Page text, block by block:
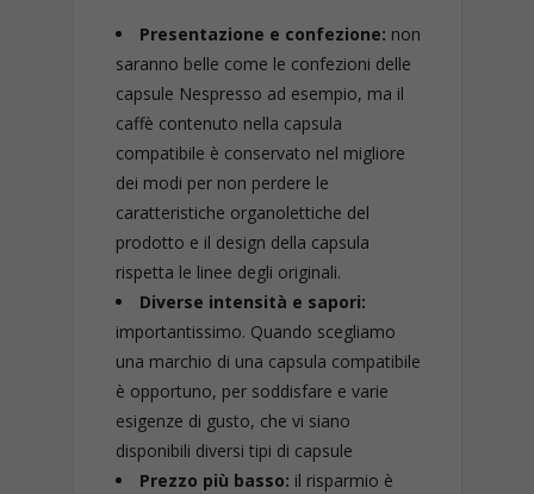
Presentazione e confezione: non
saranno belle come le confezioni delle
capsule Nespresso ad esempio, ma il
caffè contenuto nella capsula
compatibile è conservato nel migliore
dei modi per non perdere le
caratteristiche organolettiche del
prodotto e il design della capsula
rispetta le linee degli originali.
Diverse intensità e sapori:
importantissimo. Quando scegliamo
una marchio di una capsula compatibile
è opportuno, per soddisfare e varie
esigenze di gusto, che vi siano
disponibili diversi tipi di capsule
Prezzo più basso: il risparmio è